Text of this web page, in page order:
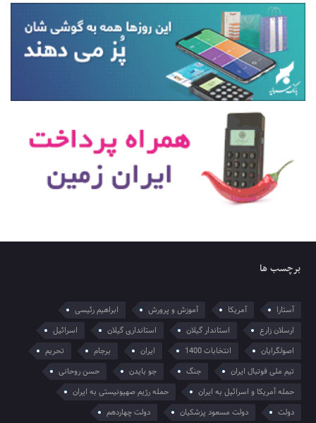
برچسب ها
آستارا آمریکا آموزش و پرورش
ابراهیم رئیسی
ارسلان زارع
استاندار گیلان استانداری گیلان
اسرائیل
اصولگرایان
انتخابات 1400 ایران برجام
تحریم
تیم ملی فوتبال ایران
جنگ جو بایدن
حسن روحانی
حمله آمریکا و اسرائیل به ایران
حمله رژیم صهیونیستی به ایران
دولت
دولت مسعود پزشکیان دولت چهاردهم